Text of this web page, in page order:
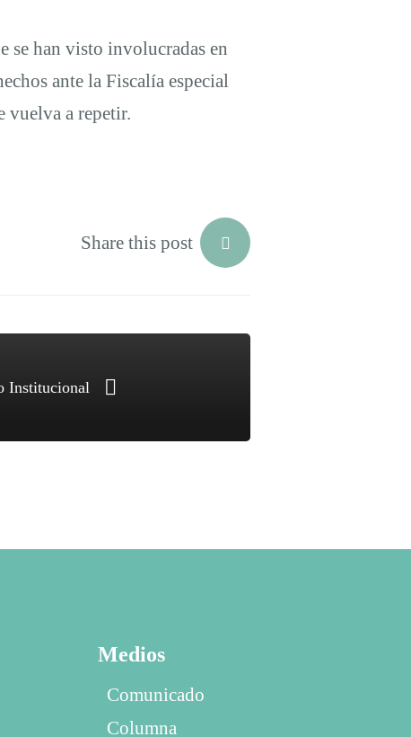
se han visto involucradas en
ante la Fiscalía especial
vuelva a repetir.
Share this post
Institucional
Medios
Comunicado
Columna